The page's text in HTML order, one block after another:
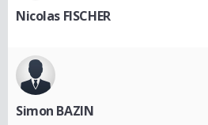
Nicolas FISCHER
Simon BAZIN